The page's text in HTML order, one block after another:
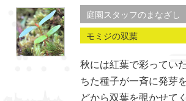
庭園スタッフのまなざし
モミジの双葉
秋には紅葉で彩ってい
ちた種子が一斉に発芽
どから双葉を覗かせて